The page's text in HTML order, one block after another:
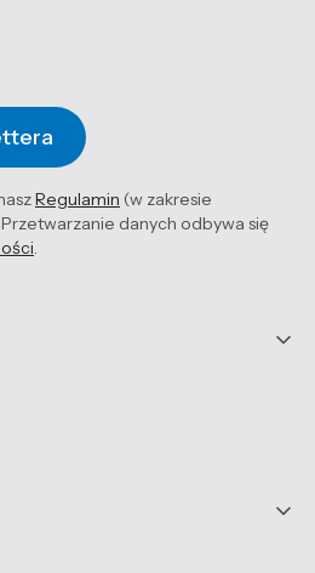
Regulamin (w zakresie
danych odbywa się
.